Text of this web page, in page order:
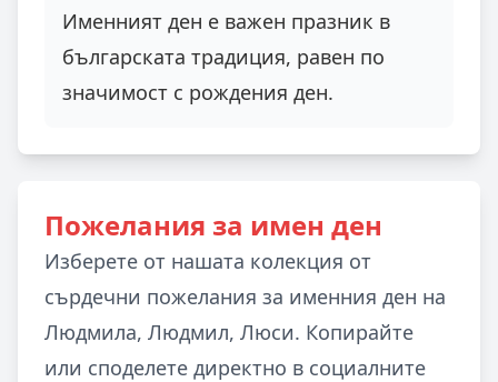
Именният ден е важен празник в
българската традиция, равен по
значимост с рождения ден.
Пожелания за имен ден
Изберете от нашата колекция от
сърдечни пожелания за именния ден на
Людмила, Людмил, Люси. Копирайте
или споделете директно в социалните